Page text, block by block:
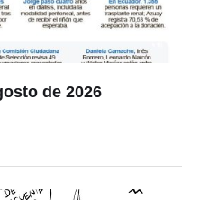
de 2026